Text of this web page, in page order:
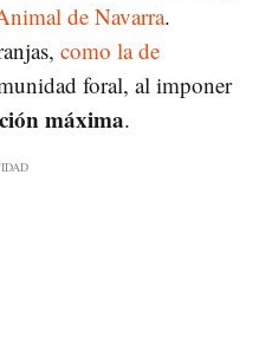
de Navarra.
como la de
foral, al imponer
máxima.